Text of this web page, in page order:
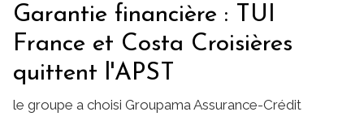
Garantie financière : TUI
France et Costa Croisières
quittent l'APST
le groupe a choisi Groupama Assurance-Crédit